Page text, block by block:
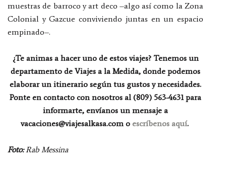
muestras de barroco y art deco –algo así como la Zona
Colonial y Gazcue conviviendo juntas en un espacio
empinado–.
¿Te animas a hacer uno de estos viajes? Tenemos un
departamento de Viajes a la Medida, donde podemos
elaborar un itinerario según tus gustos y necesidades.
Ponte en contacto con nosotros al (809) 563-4631 para
informarte, envíanos un mensaje a
vacaciones@viajesalkasa.com o escríbenos aquí.
Foto:Rab Messina